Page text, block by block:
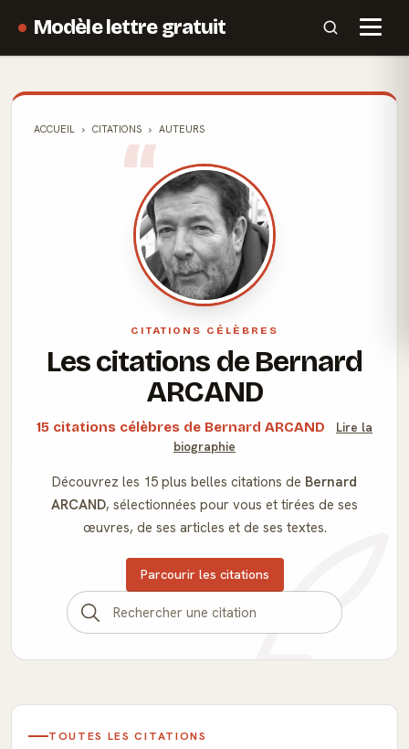
Modèle lettre gratuit
ACCUEIL CITATIONS AUTEURS
CITATIONS CÉLÈBRES
Les citations de Bernard
ARCAND
15 citations célèbres de Bernard ARCAND
Lire la
biographie
Découvrez les 15 plus belles citations de Bernard
ARCAND, sélectionnées pour vous et tirées de ses
œuvres, de ses articles et de ses textes.
Parcourir les citations
TOUTES LES CITATIONS